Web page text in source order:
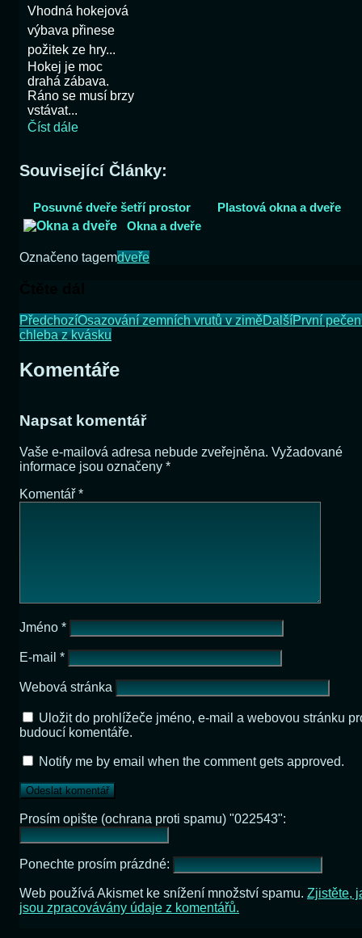
Vhodná hokejová
výbava přinese
požitek ze hry...
Hokej je moc
drahá zábava.
Ráno se musí brzy
vstávat...
Číst dále
Související Články:
Posuvné dveře šetří prostor
Plastová okna a dveře
Okna a dveře
Označeno tagemdveře
PředchozíOsazování zemních vrutů v ziměDalšíPrvní
chleba z kvásku
Komentáře
Napsat komentář
Vaše e-mailová adresa nebude zveřejněna. Vyžadované
informace jsou označeny *
Komentář *
Jméno *
E-mail *
Webová stránka
Uložit do prohlížeče jméno, e-mail a webovou stránku
budoucí komentáře.
Notify me by email when the comment gets approved.
Prosím opište (ochrana proti spamu) "022543":
Ponechte prosím prázdné:
Web používá Akismet ke snížení množství spamu. Zjistěte,
jsou zpracovávány údaje z komentářů.